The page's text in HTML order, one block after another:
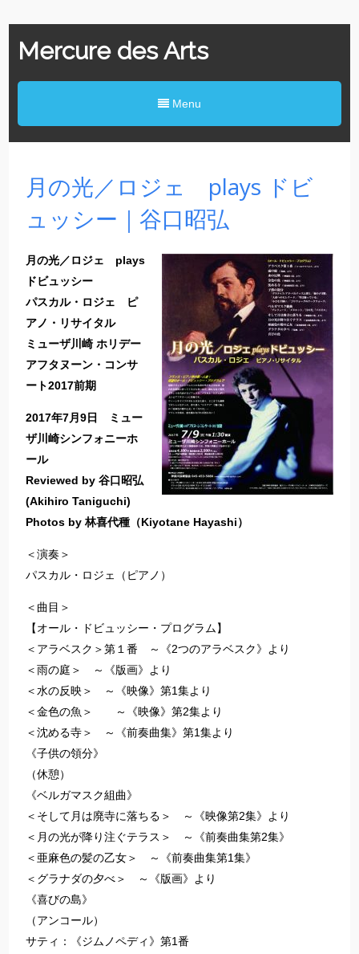
Mercure des Arts
Menu
月の光／ロジェ plays ドビ
ュッシー｜谷口昭弘
月の光／ロジェ plays
ドビュッシー
パスカル・ロジェ ピ
アノ・リサイタル
ミューザ川崎 ホリデー
アフタヌーン・コンサ
ート2017前期
2017年7月9日 ミュー
ザ川崎シンフォニーホ
ール
Reviewed by 谷口昭弘
(Akihiro Taniguchi)
Photos by 林喜代種（Kiyotane Hayashi）
＜演奏＞
パスカル・ロジェ（ピアノ）
＜曲目＞
【オール・ドビュッシー・プログラム】
＜アラベスク＞第１番 ～《2つのアラベスク》より
＜雨の庭＞ ～《版画》より
＜水の反映＞ ～《映像》第1集より
＜金色の魚＞ ～《映像》第2集より
＜沈める寺＞ ～《前奏曲集》第1集より
《子供の領分》
（休憩）
《ベルガマスク組曲》
＜そして月は廃寺に落ちる＞ ～《映像第2集》より
＜月の光が降り注ぐテラス＞ ～《前奏曲集第2集》
＜亜麻色の髪の乙女＞ ～《前奏曲集第1集》
＜グラナダの夕べ＞ ～《版画》より
《喜びの島》
（アンコール）
サティ：《ジムノペディ》第1番